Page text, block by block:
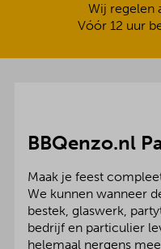
Wij regelen
Vóór 12 uur
BBQenzo.nl
Maak je feest
We kunnen wanneer
bestek, glaswerk,
bedrijf en particulier
helemaal nergens